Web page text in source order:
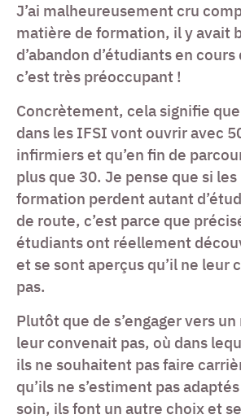
J’ai malheureusement cru
matière de formation, il y avait
d’abandon d’étudiants en
c’est très préoccupant !
Concrètement, cela signifie
dans les IFSI vont ouvrir avec
infirmiers et qu’en fin de
plus que 30. Je pense que si
formation perdent autant
de route, c’est parce que
étudiants ont réellement
et se sont aperçus qu’il ne leur
pas.
Plutôt que de s’engager vers
leur convenait pas, où dans
ils ne souhaitent pas faire
qu’ils ne s’estiment pas
soin, ils font un autre choix et